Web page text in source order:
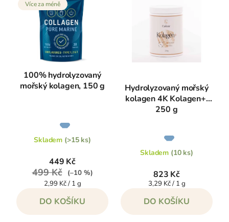
Více za méně
100% hydrolyzovaný
mořský kolagen, 150 g
Průměrné
hodnocení
je
5,0
5
hvězdiček.
Skladem (>15 ks)
449 Kč
499 Kč
(–10 %)
Měrná
2,99 Kč / 1 g
DO KOŠÍKU
Hydrolyzovaný mořský
kolagen 4K Kolagen+,
250 g
Průměrné
hodnocení
je
5,0
5
hvězdiček.
Skladem (10 ks)
823 Kč
Měrná
3,29 Kč / 1 g
DO KOŠÍKU